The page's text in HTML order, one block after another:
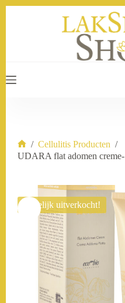
Home
/ Cellulitis Producten /
UDARA flat adomen creme-
Tijdelijk uitverkocht!